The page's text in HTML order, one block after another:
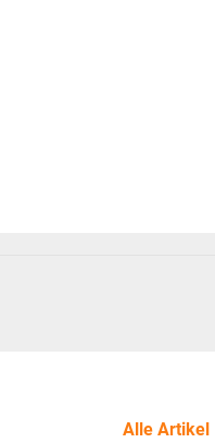
Alle Artikel